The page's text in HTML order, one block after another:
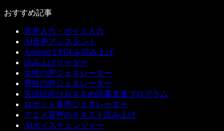
おすすめ記事
音声入力・ボイス入力
AI音声アシスタント
AndroidでPDFを読み上げ
読み上げリーダー
女性の声ジェネレーター
男性の声ジェネレーター
失読症向けおすすめ読書支援プログラム
ロボット音声ジェネレーター
アニメ音声のテキスト読み上げ
AIボイスチェンジャー